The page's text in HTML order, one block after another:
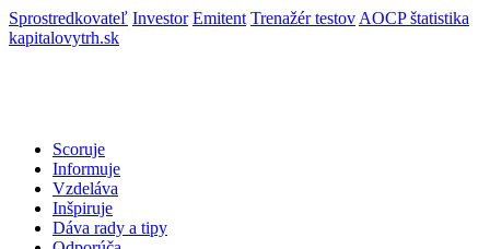
Sprostredkovateľ Investor Emitent Trenažér testov AOCP štatistika
kapitalovytrh.sk
Scoruje
Informuje
Vzdeláva
Inšpiruje
Dáva rady a tipy